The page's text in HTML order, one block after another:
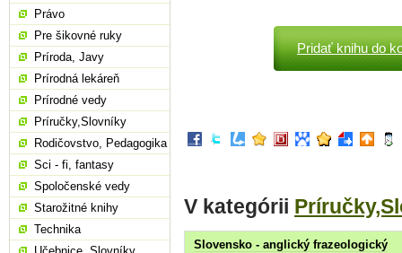
Pridať knihu do
V kategórii
Slovensko - anglický frazeologický
Právo
Pre šikovné ruky
Príroda, Javy
Prírodná lekáreň
Prírodné vedy
Príručky,Slovníky
Rodičovstvo, Pedagogika
Sci - fi, fantasy
Spoločenské vedy
Starožitné knihy
Technika